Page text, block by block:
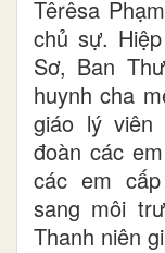
Têrêsa
chủ sự.
Sơ, Ban
huynh cha
giáo lý viên
đoàn các
các em
sang môi
Thanh niên